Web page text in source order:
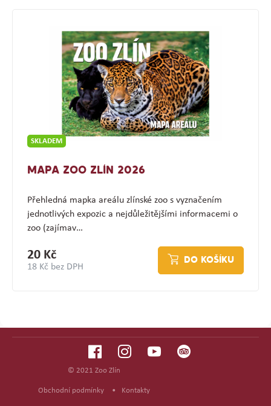
SKLADEM
MAPA ZOO ZLÍN 2026
Přehledná mapka areálu zlínské zoo s vyznačením
jednotlivých expozic a nejdůležitějšími informacemi o
zoo (zajímav…
20 Kč
18 Kč bez DPH
DO KOŠÍKU
© 2021 Zoo Zlín
Obchodní podmínky • Kontakty